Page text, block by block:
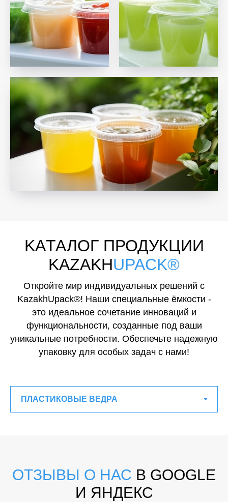
KAТАЛОГ ПРОДУКЦИИ
KAZAKHUPACK®
Откройте мир индивидуальных решений с
KazakhUpack®! Наши специальные ёмкости -
это идеальное сочетание инноваций и
функциональности, созданные под ваши
уникальные потребности. Обеспечьте надежную
упаковку для особых задач с нами!
ОТЗЫВЫ О НАС В GOOGLE
И ЯНДЕКС